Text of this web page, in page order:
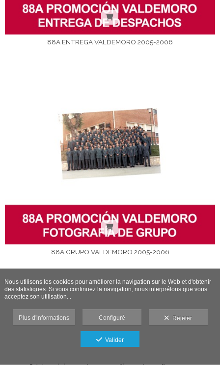
88A ENTREGA VALDEMORO 2005-2006
88A GRUPO VALDEMORO 2005-2006
Nous utilisons les cookies pour améliorer la navigation sur le Web et d'obtenir
des statistiques. Si vous continuez la navigation, nous interprétons que vous
acceptez son utilisation. .
Plus d'informations Configuré Rejeter
Valider
Galerie protégée contre les captures d'écran : si vous effectuez une